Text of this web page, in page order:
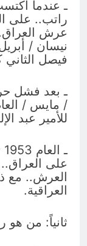
ـ عندما
راتب.. على
عرش
فيصل الثاني
ـ بعد فشل
للأمير عبد الإله (180)
على العراق..
العرش.. مع
العراقية.
ثانياً: من هو